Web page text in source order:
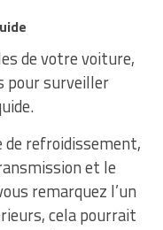
de votre voiture,
pour surveiller
de refroidissement,
et le
remarquez l’un
cela pourrait